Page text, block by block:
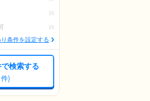
(0)
(0)
条件を設定する
検索する
件)